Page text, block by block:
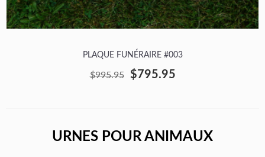
PLAQUE FUNÉRAIRE #003
$995.95 $795.95
URNES POUR ANIMAUX